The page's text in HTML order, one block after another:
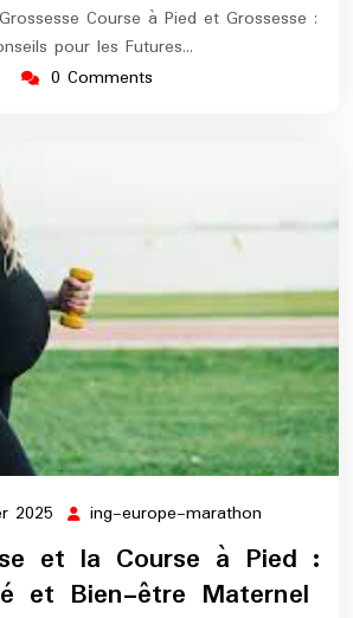
Course à Pied et Grossesse :
pour les Futures…
0 Comments
2025 18
février
2025
ing-europe-marathon
europe-
marathon
et la Course à Pied :
et Bien-être Maternel